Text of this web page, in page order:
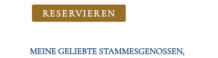
RE­SER­VIEREN
MEINE GELIEBTE STAMMESGENOSSEN,